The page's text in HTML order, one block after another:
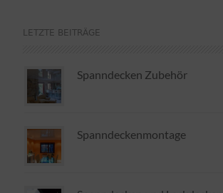
LETZTE BEITRÄGE
Spanndecken Zubehör
Spanndeckenmontage